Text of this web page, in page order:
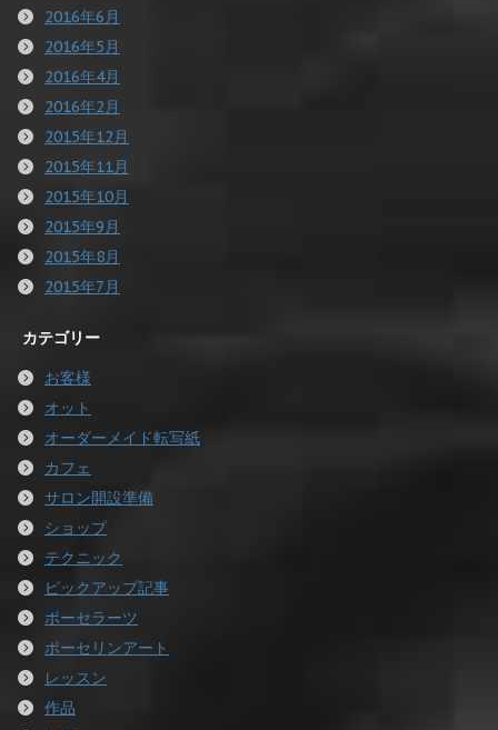
2016年6月
2016年5月
2016年4月
2016年2月
2015年12月
2015年11月
2015年10月
2015年9月
2015年8月
2015年7月
カテゴリー
お客様
オット
オーダーメイド転写紙
カフェ
サロン開設準備
ショップ
テクニック
ピックアップ記事
ポーセラーツ
ポーセリンアート
レッスン
作品